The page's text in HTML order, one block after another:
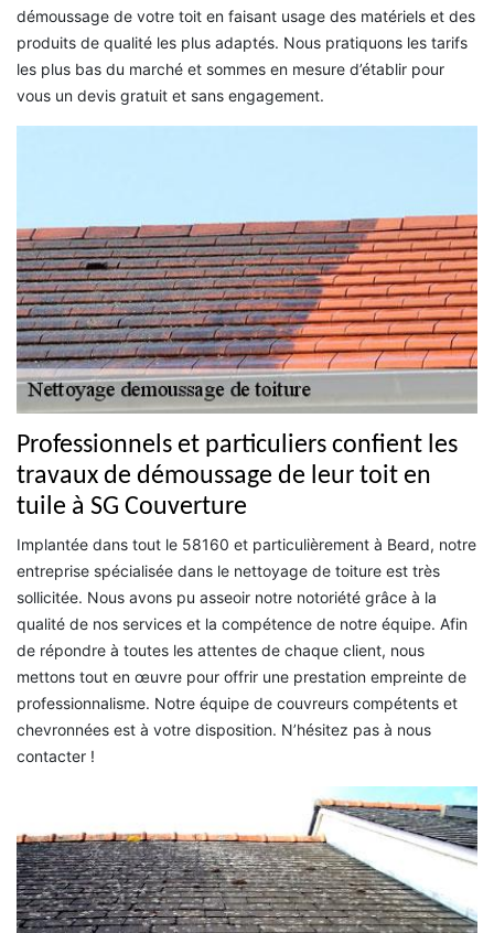
démoussage de votre toit en faisant usage des matériels et des
produits de qualité les plus adaptés. Nous pratiquons les tarifs
les plus bas du marché et sommes en mesure d’établir pour
vous un devis gratuit et sans engagement.
Professionnels et particuliers confient les
travaux de démoussage de leur toit en
tuile à SG Couverture
Implantée dans tout le 58160 et particulièrement à Beard, notre
entreprise spécialisée dans le nettoyage de toiture est très
sollicitée. Nous avons pu asseoir notre notoriété grâce à la
qualité de nos services et la compétence de notre équipe. Afin
de répondre à toutes les attentes de chaque client, nous
mettons tout en œuvre pour offrir une prestation empreinte de
professionnalisme. Notre équipe de couvreurs compétents et
chevronnées est à votre disposition. N’hésitez pas à nous
contacter !